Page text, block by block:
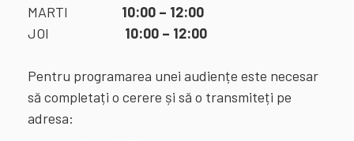
MARTI 10:00 – 12:00
JOI 10:00 – 12:00
Pentru programarea unei audiențe este necesar
să completați o cerere și să o transmiteți pe
adresa: